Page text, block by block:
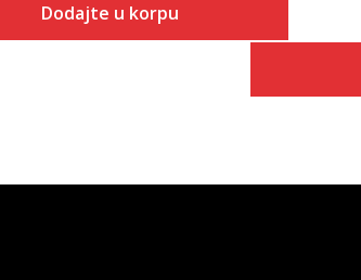
Dodajte u korpu